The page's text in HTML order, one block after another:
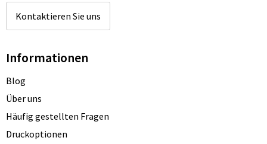
Kontaktieren Sie uns
Informationen
Blog
Über uns
Häufig gestellten Fragen
Druckoptionen